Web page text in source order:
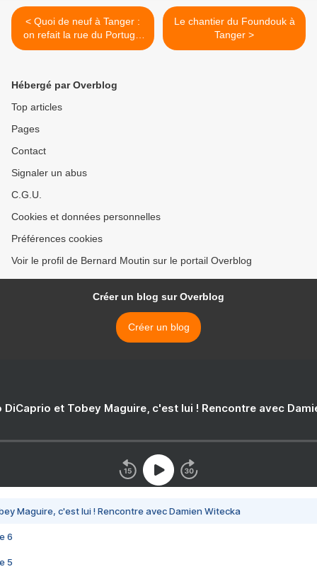
< Quoi de neuf à Tanger :
on refait la rue du Portugal
(3 photos)
Le chantier du Foundouk à
Tanger >
Hébergé par Overblog
Top articles
Pages
Contact
Signaler un abus
C.G.U.
Cookies et données personnelles
Préférences cookies
Voir le profil de Bernard Moutin sur le portail Overblog
Créer un blog sur Overblog
Créer un blog
DiCaprio et Tobey Maguire, c'est lui ! Rencontre avec
Maguire, c'est lui ! Rencontre avec Damien Witecka
6
5